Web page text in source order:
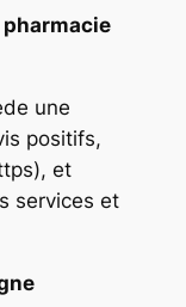
une
positifs,
et
services et